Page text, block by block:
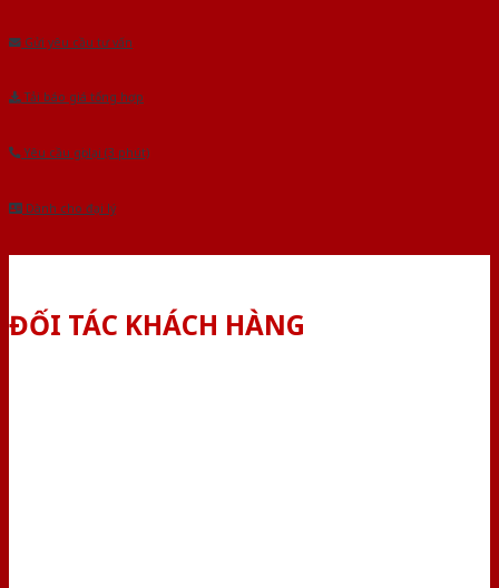
Gửi yêu cầu tư vấn
Tải báo giá tổng hợp
Yêu cầu gọi lại (3 phút)
Dành cho đại lý
ĐỐI TÁC KHÁCH HÀNG